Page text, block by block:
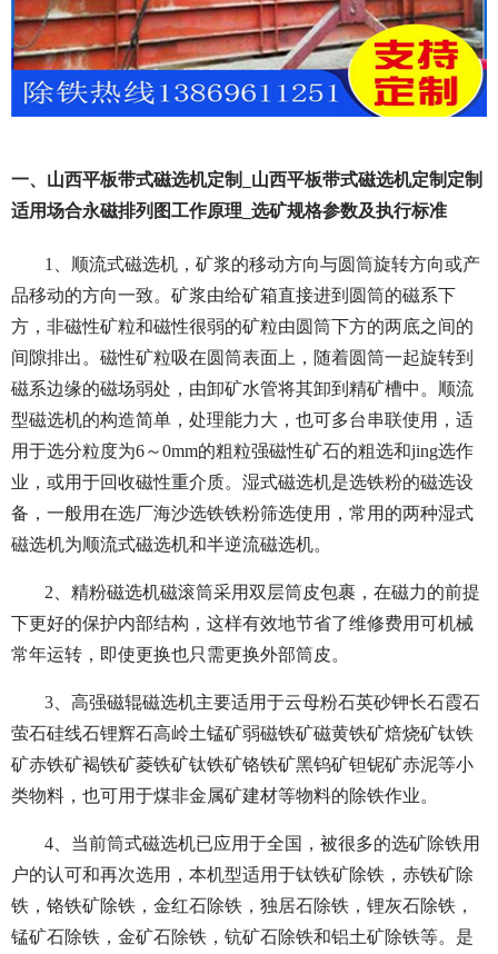
一、山西平板带式磁选机定制_山西平板带式磁选机定制定制
适用场合永磁排列图工作原理_选矿规格参数及执行标准
1、顺流式磁选机，矿浆的移动方向与圆筒旋转方向或产
品移动的方向一致。矿浆由给矿箱直接进到圆筒的磁系下
方，非磁性矿粒和磁性很弱的矿粒由圆筒下方的两底之间的
间隙排出。磁性矿粒吸在圆筒表面上，随着圆筒一起旋转到
磁系边缘的磁场弱处，由卸矿水管将其卸到精矿槽中。顺流
型磁选机的构造简单，处理能力大，也可多台串联使用，适
用于选分粒度为6～0mm的粗粒强磁性矿石的粗选和jing选作
业，或用于回收磁性重介质。湿式磁选机是选铁粉的磁选设
备，一般用在选厂海沙选铁铁粉筛选使用，常用的两种湿式
磁选机为顺流式磁选机和半逆流磁选机。
2、精粉磁选机磁滚筒采用双层筒皮包裹，在磁力的前提
下更好的保护内部结构，这样有效地节省了维修费用可机械
常年运转，即使更换也只需更换外部筒皮。
3、高强磁辊磁选机主要适用于云母粉石英砂钾长石霞石
萤石硅线石锂辉石高岭土锰矿弱磁铁矿磁黄铁矿焙烧矿钛铁
矿赤铁矿褐铁矿菱铁矿钛铁矿铬铁矿黑钨矿钽铌矿赤泥等小
类物料，也可用于煤非金属矿建材等物料的除铁作业。
4、当前筒式磁选机已应用于全国，被很多的选矿除铁用
户的认可和再次选用，本机型适用于钛铁矿除铁，赤铁矿除
铁，铬铁矿除铁，金红石除铁，独居石除铁，锂灰石除铁，
锰矿石除铁，金矿石除铁，钪矿石除铁和铝土矿除铁等。是